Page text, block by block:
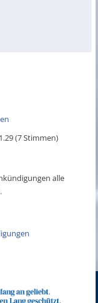
(7 Stimmen)
alle